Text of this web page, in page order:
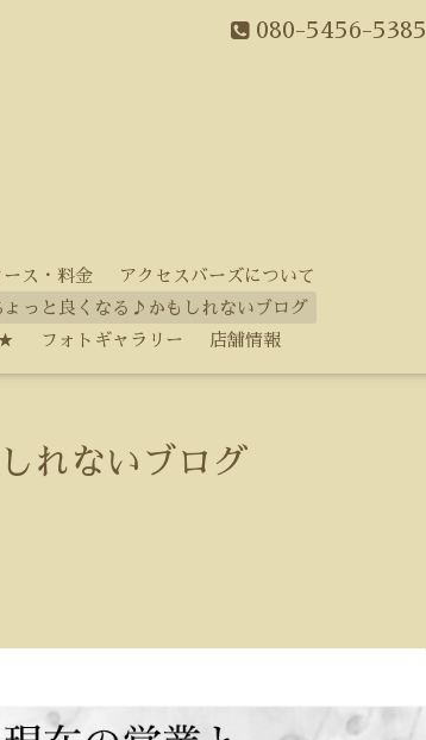
080-5456-5385
ース・料金
アクセスバーズについて
ょっと良くなる♪かもしれないブログ
フォトギャラリー 店舗情報
れないブログ